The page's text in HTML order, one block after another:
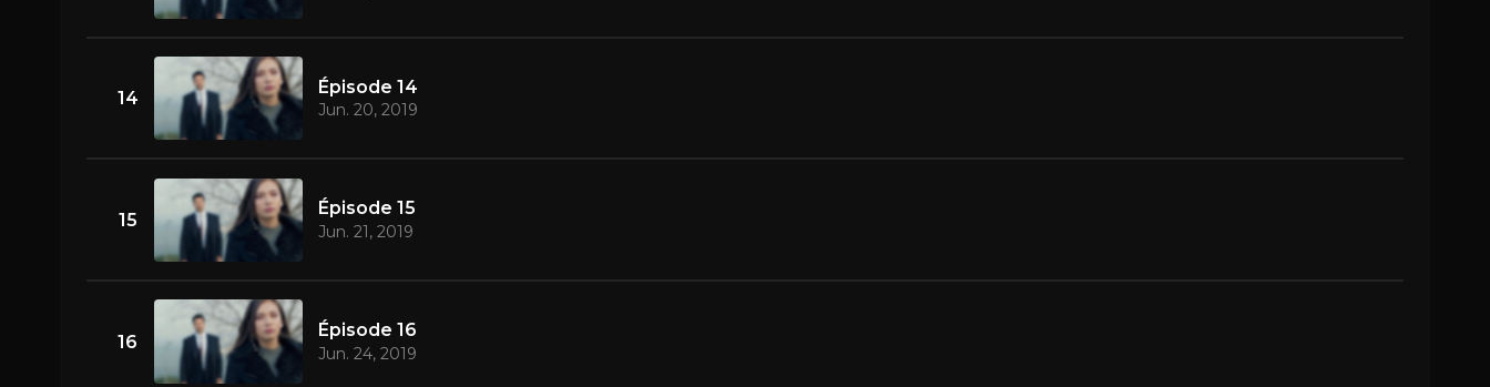
14
Épisode 14
Jun. 20, 2019
15
Épisode 15
Jun. 21, 2019
16
Épisode 16
Jun. 24, 2019